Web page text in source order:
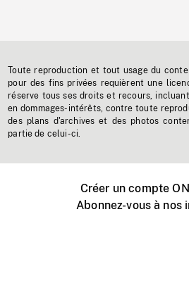
Toute reproduction et tout usage du
pour des fins privées requièrent une
réserve tous ses droits et recours,
en dommages-intérêts, contre toute
des plans d'archives et des photos
partie de celui-ci.
Créer un compte
Abonnez-vous à nos